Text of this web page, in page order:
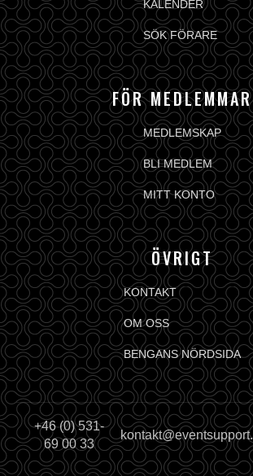
KALENDER
SÖK FÖRARE
FÖR MEDLEMMAR
MEDLEMSKAP
BLI MEDLEM
MITT KONTO
ÖVRIGT
KONTAKT
OM OSS
BENGANS NÖRDSIDA
+46 (0) 531-
69 00 33